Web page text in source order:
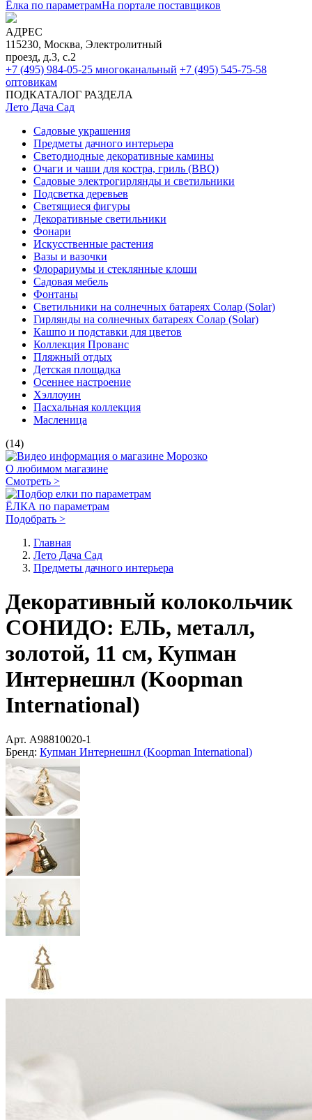
Ёлка по параметрамНа портале поставщиков
АДРЕС
115230, Москва, Электролитный
проезд, д.3, с.2
+7 (495) 984-05-25 многоканальный +7 (495) 545-75-58
оптовикам
ПОДКАТАЛОГ РАЗДЕЛА
Лето Дача Сад
Садовые украшения
Предметы дачного интерьера
Светодиодные декоративные камины
Очаги и чаши для костра, гриль (BBQ)
Садовые электрогирлянды и светильники
Подсветка деревьев
Светящиеся фигуры
Декоративные светильники
Фонари
Искусственные растения
Вазы и вазочки
Флорариумы и стеклянные клоши
Садовая мебель
Фонтаны
Светильники на солнечных батареях Солар (Solar)
Гирлянды на солнечных батареях Солар (Solar)
Кашпо и подставки для цветов
Коллекция Прованс
Пляжный отдых
Детская площадка
Осеннее настроение
Хэллоуин
Пасхальная коллекция
Масленица
(14)
О любимом магазине
Смотреть >
ЁЛКА по параметрам
Подобрать >
Главная
Лето Дача Сад
Предметы дачного интерьера
Декоративный колокольчик
СОНИДО: ЕЛЬ, металл,
золотой, 11 см, Купман
Интернешнл (Koopman
International)
Арт. A98810020-1
Бренд: Купман Интернешнл (Koopman International)